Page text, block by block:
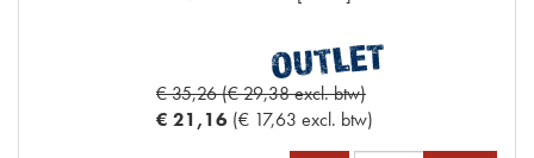
€ 35,26 (€ 29,38 excl. btw)
€ 21,16 (€ 17,63 excl. btw)